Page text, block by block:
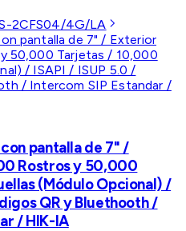
2CFS04/4G/LA
pantalla de 7" /
Rostros y 50,000
(Módulo Opcional) /
QR y Bluethooth /
/ HIK-IA